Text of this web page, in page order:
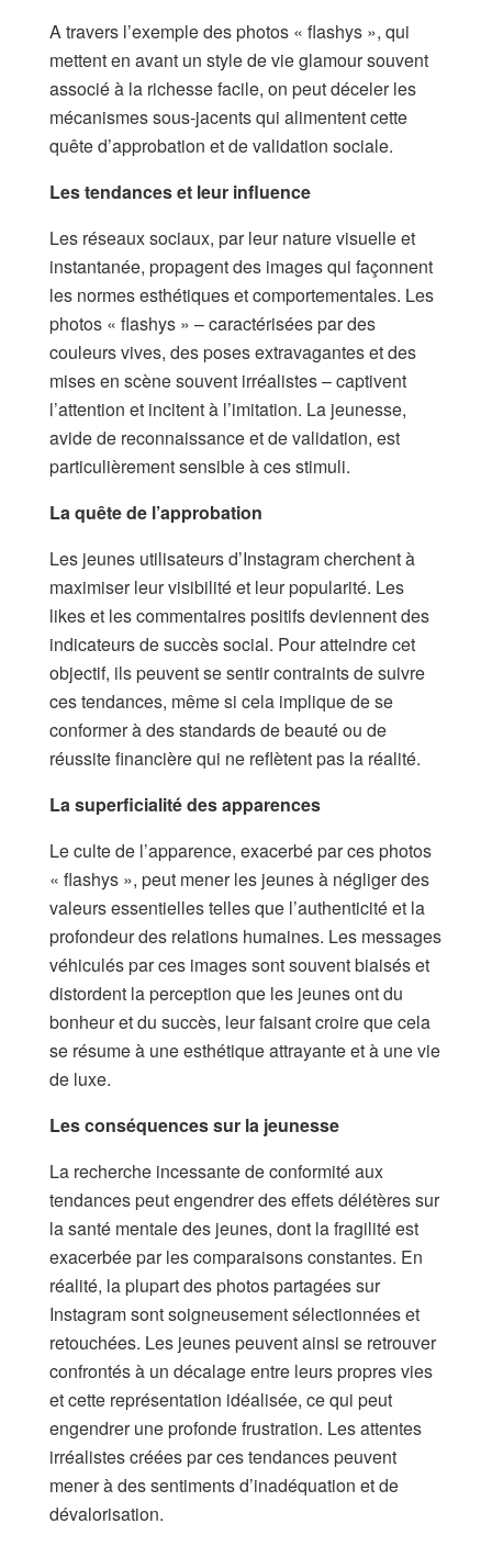
A travers l’exemple des photos « flashys », qui
mettent en avant un style de vie glamour souvent
associé à la richesse facile, on peut déceler les
mécanismes sous-jacents qui alimentent cette
quête d’approbation et de validation sociale.
Les tendances et leur influence
Les réseaux sociaux, par leur nature visuelle et
instantanée, propagent des images qui façonnent
les normes esthétiques et comportementales. Les
photos « flashys » – caractérisées par des
couleurs vives, des poses extravagantes et des
mises en scène souvent irréalistes – captivent
l’attention et incitent à l’imitation. La jeunesse,
avide de reconnaissance et de validation, est
particulièrement sensible à ces stimuli.
La quête de l’approbation
Les jeunes utilisateurs d’Instagram cherchent à
maximiser leur visibilité et leur popularité. Les
likes et les commentaires positifs deviennent des
indicateurs de succès social. Pour atteindre cet
objectif, ils peuvent se sentir contraints de suivre
ces tendances, même si cela implique de se
conformer à des standards de beauté ou de
réussite financière qui ne reflètent pas la réalité.
La superficialité des apparences
Le culte de l’apparence, exacerbé par ces photos
« flashys », peut mener les jeunes à négliger des
valeurs essentielles telles que l’authenticité et la
profondeur des relations humaines. Les messages
véhiculés par ces images sont souvent biaisés et
distordent la perception que les jeunes ont du
bonheur et du succès, leur faisant croire que cela
se résume à une esthétique attrayante et à une vie
de luxe.
Les conséquences sur la jeunesse
La recherche incessante de conformité aux
tendances peut engendrer des effets délétères sur
la santé mentale des jeunes, dont la fragilité est
exacerbée par les comparaisons constantes. En
réalité, la plupart des photos partagées sur
Instagram sont soigneusement sélectionnées et
retouchées. Les jeunes peuvent ainsi se retrouver
confrontés à un décalage entre leurs propres vies
et cette représentation idéalisée, ce qui peut
engendrer une profonde frustration. Les attentes
irréalistes créées par ces tendances peuvent
mener à des sentiments d’inadéquation et de
dévalorisation.